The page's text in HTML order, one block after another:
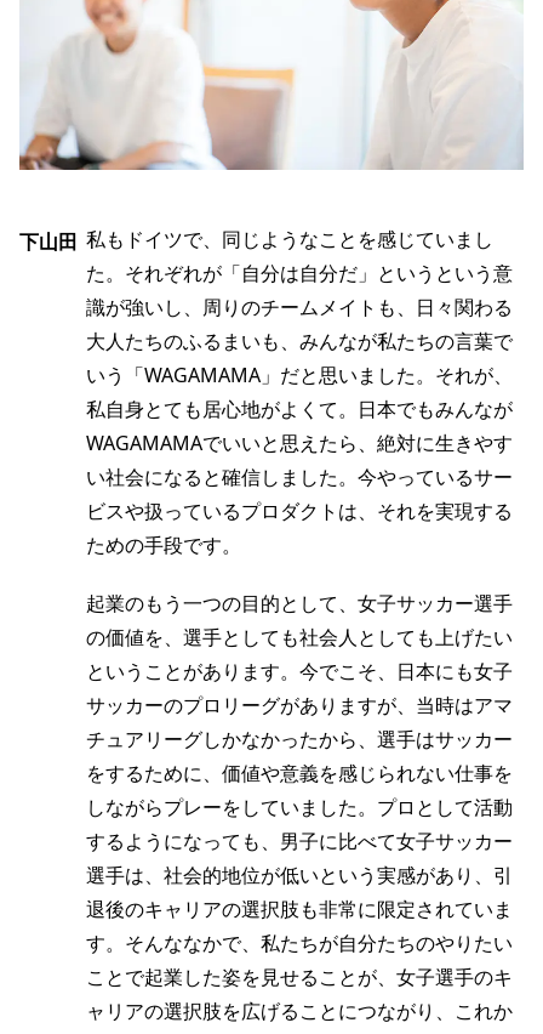
下山田 私もドイツで、同じようなことを感じていまし
た。それぞれが「自分は自分だ」というという意
識が強いし、周りのチームメイトも、日々関わる
大人たちのふるまいも、みんなが私たちの言葉で
いう「WAGAMAMA」だと思いました。それが、
私自身とても居心地がよくて。日本でもみんなが
WAGAMAMAでいいと思えたら、絶対に生きやす
い社会になると確信しました。今やっているサー
ビスや扱っているプロダクトは、それを実現する
ための手段です。
起業のもう一つの目的として、女子サッカー選手
の価値を、選手としても社会人としても上げたい
ということがあります。今でこそ、日本にも女子
サッカーのプロリーグがありますが、当時はアマ
チュアリーグしかなかったから、選手はサッカー
をするために、価値や意義を感じられない仕事を
しながらプレーをしていました。プロとして活動
するようになっても、男子に比べて女子サッカー
選手は、社会的地位が低いという実感があり、引
退後のキャリアの選択肢も非常に限定されていま
す。そんななかで、私たちが自分たちのやりたい
ことで起業した姿を見せることが、女子選手のキ
ャリアの選択肢を広げることにつながり、これか